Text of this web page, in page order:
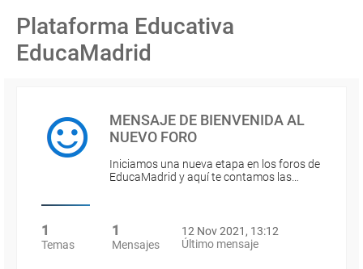
Plataforma Educativa
EducaMadrid
MENSAJE DE BIENVENIDA AL
NUEVO FORO
Iniciamos una nueva etapa en los foros de
EducaMadrid y aquí te contamos las…
1
Temas
1
Mensajes
12 Nov 2021, 13:12
Último mensaje